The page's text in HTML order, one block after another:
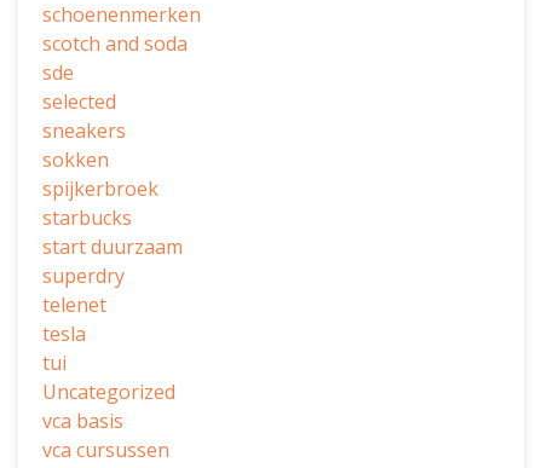
schoenenmerken
scotch and soda
sde
selected
sneakers
sokken
spijkerbroek
starbucks
start duurzaam
superdry
telenet
tesla
tui
Uncategorized
vca basis
vca cursussen